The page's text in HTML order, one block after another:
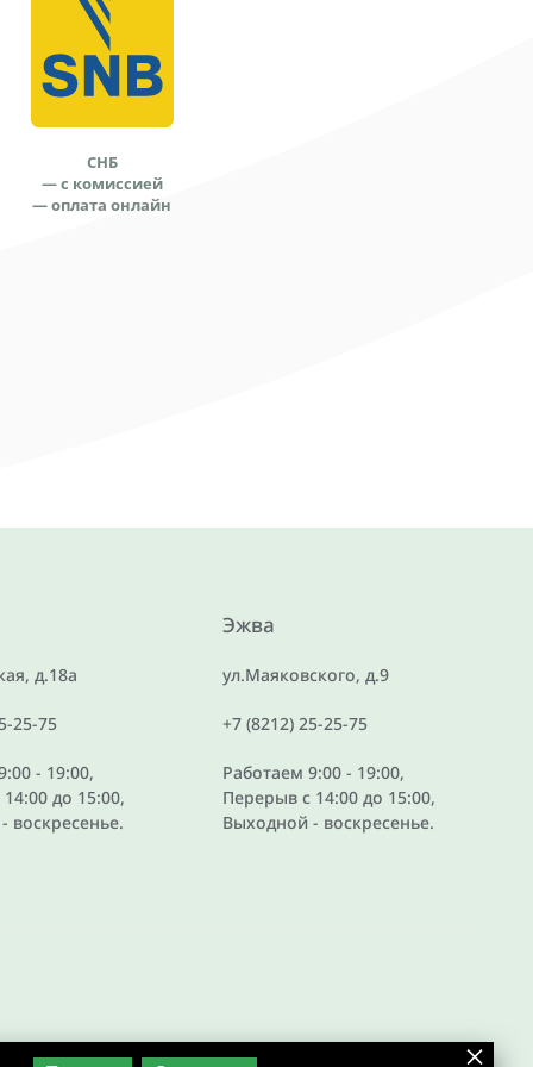
СНБ
— с комиссией
— оплата онлайн
д.18а
25-75
- 19:00,
до 15:00,
воскресенье.
Эжва
ул.Маяковского, д.9
+7 (8212) 25-25-75
Работаем 9:00 - 19:00,
Перерыв с 14:00 до 15:00,
Выходной - воскресенье.